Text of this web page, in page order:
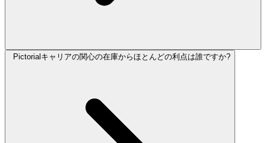
Pictorialキャリアの関心の在庫からほとんどの利点は誰ですか?